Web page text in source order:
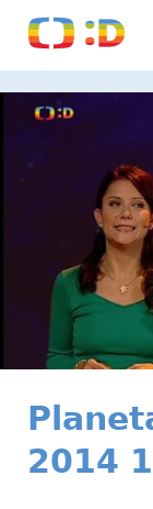
2014